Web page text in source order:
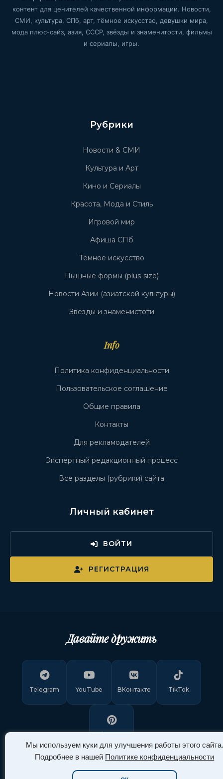
Мы используем куки для улучшения работы этого сайта.
Подробнее в нашей Политике конфиденциальности
контент для ценителей качественной информации. Новости,
СМИ, культура, СПб, арт, тёмное искусство, девушки мира,
мода плюс-сайз, азия, СССР, звёзды и знаменитости, фильмы
и сериалы, игры.
Рубрики
Новости & СМИ
Культура и Арт
Кино и Сериалы
Красота, Мода и Стиль
Игровой мир
Афиша СПб
Тёмное искусство
Пышные формы (plus-size)
Новости Азии (азиатской культуры)
Звёзды и знаменистоти
Info
Политика конфиденциальности
Пользовательское соглашение
Общие правила
Контакты
Для рекламодателей
Экспертный редакционный процесс
Все разделы (рубрики) сайта
Личный кабинет
ВОЙТИ
РЕГИСТРАЦИЯ
Давайте дружить
Telegram YouTube ВКонтакте TikTok
Pinterest